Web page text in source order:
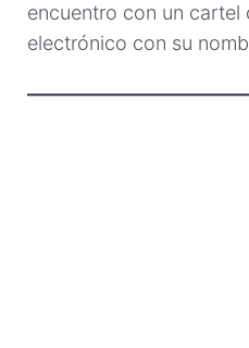
encuentro con un cartel
electrónico con su